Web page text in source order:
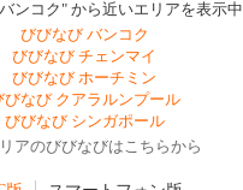
ンコク" から近いエリアを表示中
びびなび バンコク
びびなび チェンマイ
びびなび ホーチミン
びなび クアラルンプール
びびなび シンガポール
アのびびなびはこちらから